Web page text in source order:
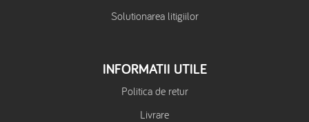
Solutionarea litigiilor
INFORMATII UTILE
Politica de retur
Livrare